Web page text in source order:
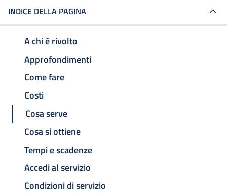
INDICE DELLA PAGINA
A chi è rivolto
Approfondimenti
Come fare
Costi
Cosa serve
Cosa si ottiene
Tempi e scadenze
Accedi al servizio
Condizioni di servizio